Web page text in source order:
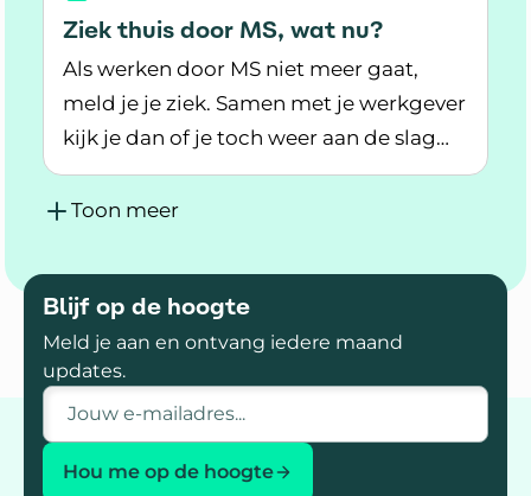
Ziek thuis door MS, wat nu?
Als werken door MS niet meer gaat,
meld je je ziek. Samen met je werkgever
kijk je dan of je toch weer aan de slag
kunt. Zonder over je grenzen heen te
gaan.
Lees meer over Ziek thuis door MS, wat nu?
Toon meer
Blijf op de hoogte
Meld je aan en ontvang iedere maand
updates.
E-mailadres
Hou me op de hoogte